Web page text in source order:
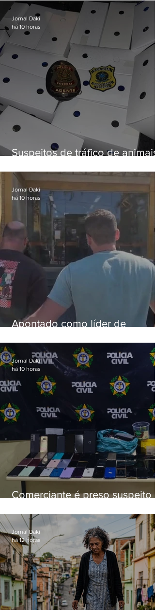
Fluminense
Suspeitos de tráfico de animais
aves
Jornal Daki
há 10 horas
Apontado como líder de
aposentados é preso
Jornal Daki
há 10 horas
Comerciante é preso suspeito
loja
Jornal Daki
há 10 horas
Jornal Daki
há 12 horas